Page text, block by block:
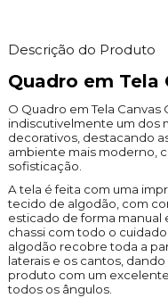
Descrição do Produto
Quadro em Tela
O Quadro em Tela Canvas
indiscutivelmente um dos
decorativos, destacando
ambiente mais moderno,
sofisticação.
A tela é feita com uma
tecido de algodão, com
esticado de forma
chassi com todo o
algodão recobre toda a
laterais e os cantos,
produto com um
todos os ângulos.